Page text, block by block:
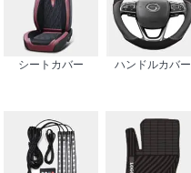
シートカバー ハンドルカバー